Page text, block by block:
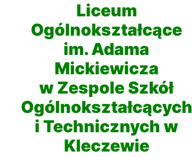
Liceum
Ogólnokształcące
im. Adama
Mickiewicza
w Zespole Szkół
Ogólnokształcących
i Technicznych w
Kleczewie